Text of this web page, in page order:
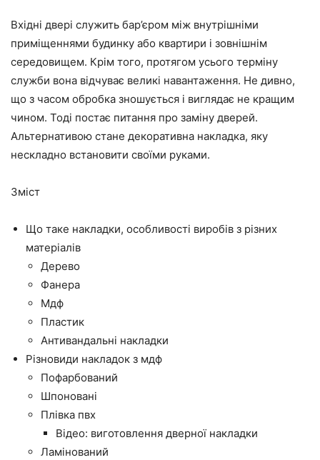
Вхідні двері служить бар’єром між внутрішніми
приміщеннями будинку або квартири і зовнішнім
середовищем. Крім того, протягом усього терміну
служби вона відчуває великі навантаження. Не дивно,
що з часом обробка зношується і виглядає не кращим
чином. Тоді постає питання про заміну дверей.
Альтернативою стане декоративна накладка, яку
нескладно встановити своїми руками.
Зміст
Що таке накладки, особливості виробів з різних
матеріалів
Дерево
Фанера
Мдф
Пластик
Антивандальні накладки
Різновиди накладок з мдф
Пофарбований
Шпоновані
Плівка пвх
Відео: виготовлення дверної накладки
Ламінований